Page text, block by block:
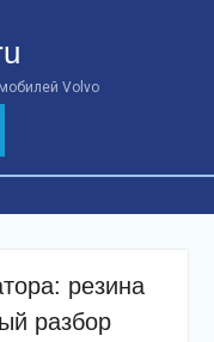
Volvo
резина
разбор